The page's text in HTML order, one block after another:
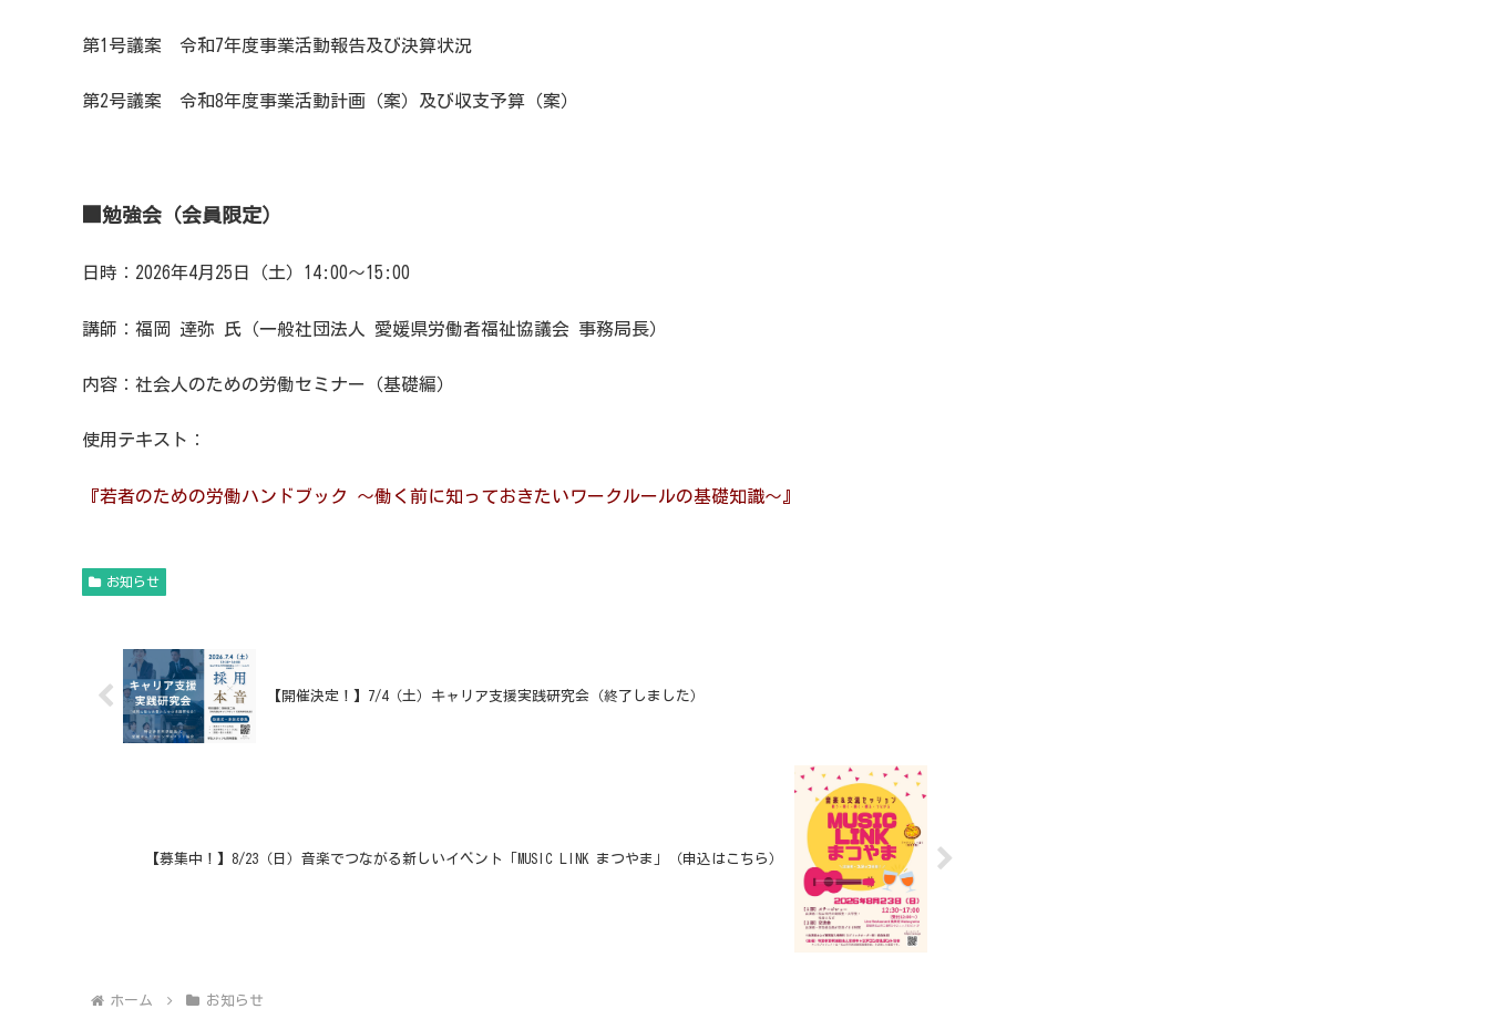
第1号議案 令和7年度事業活動報告及び決算状況
第2号議案 令和8年度事業活動計画（案）及び収支予算（案）
■勉強会（会員限定）
日時：2026年4月25日（土）14:00〜15:00
講師：福岡 達弥 氏（一般社団法人 愛媛県労働者福祉協議会 事務局長）
内容：社会人のための労働セミナー（基礎編）
使用テキスト：
『若者のための労働ハンドブック 〜働く前に知っておきたいワークルールの基礎知識〜』
お知らせ
【開催決定！】7/4（土）キャリア支援実践研究会（終了しました）
【募集中！】8/23（日）音楽でつながる新しいイベント「MUSIC LINK まつやま」（申込はこちら）
ホーム お知らせ